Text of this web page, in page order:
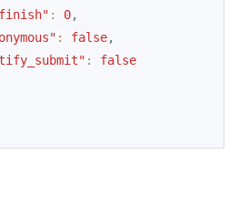
: 0,
: false,
:
false